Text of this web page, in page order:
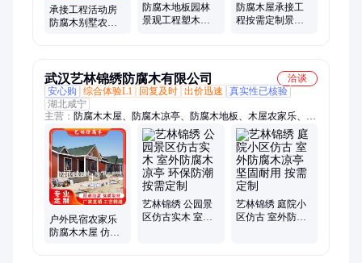
承接工程活动房
防腐木别墅农家
防腐木地板园林
景观工程塑木地
防腐木屋承接工
程按需定制景区
武汉艺林锦绣防腐木有限公司
洽谈
安心购
综合体验L1 回复及时 出价迅速
真实性已核验
湖北咸宁
主营： 防腐木木屋、防腐木凉亭、防腐木地板、木屋农家乐、防
腐木栏杆、防腐木长廊、木屋别墅、防腐木木栈道、防腐木花
箱、防腐木材料
户外民宿农家乐
防腐木木屋 仿古
艺林锦绣 公园景
区仿古实木 室外
艺林锦绣 庭院小
区仿古 室外防腐